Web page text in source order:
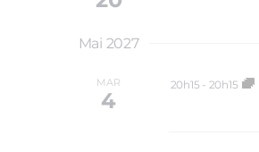
Mai 2027
MAR
4
20h15 - 20h15